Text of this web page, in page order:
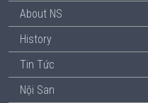
About NS
History
Tin Tức
Nội San